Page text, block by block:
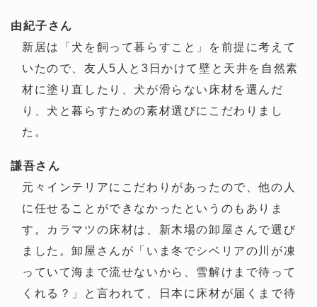
由紀子さん
新居は「犬を飼って暮らすこと」を前提に考えて
いたので、友人5人と3日かけて壁と天井を自然素
材に塗り直したり、犬が滑らない床材を選んだ
り、犬と暮らすための素材選びにこだわりまし
た。
謙吾さん
元々インテリアにこだわりがあったので、他の人
に任せることができなかったというのもありま
す。カラマツの床材は、新木場の卸屋さんで選び
ました。卸屋さんが「いま冬でシベリアの川が凍
っていて海まで流せないから、雪解けまで待って
くれる？」と言われて、日本に床材が届くまで待